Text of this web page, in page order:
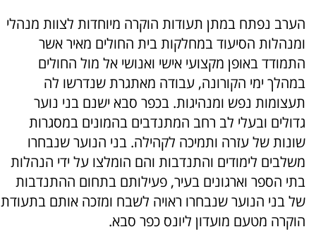
הערב נפתח במתן תעודות הוקרה מיוחדות לצוות מנהלי
ומנהלות הסיעוד במחלקות בית החולים מאיר אשר
התמודד באופן מקצועי אישי ואנושי אל מול החולים
במהלך ימי הקורונה, עבודה מאתגרת שנדרשו לה
תעצומות נפש ומנהיגות. בכפר סבא ישנם בני נוער
גדולים ובעלי לב רחב המתנדבים בהמונים במסגרות
שונות של עזרה ותמיכה לקהילה. בני הנוער שנבחרו
משלבים לימודים והתנדבות והם הומלצו על ידי הנהלות
בתי הספר וארגונים בעיר, פעילותם בתחום ההתנדבות
של בני הנוער שנבחרו ראויה לשבח ומזכה אותם בתעודת
הוקרה מטעם מועדון ליונס כפר סבא.